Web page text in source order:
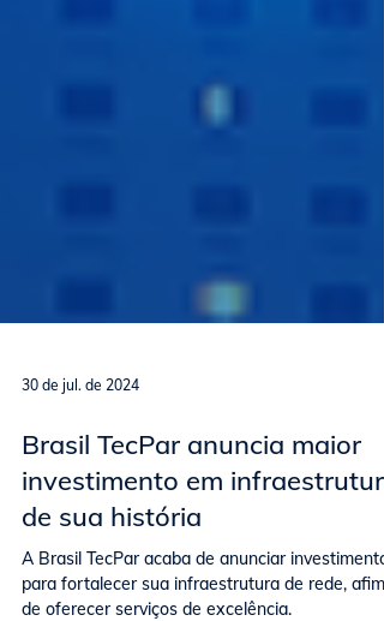
30 de jul. de 2024
Brasil TecPar anuncia maior
investimento em infraestrutura
de sua história
A Brasil TecPar acaba de anunciar